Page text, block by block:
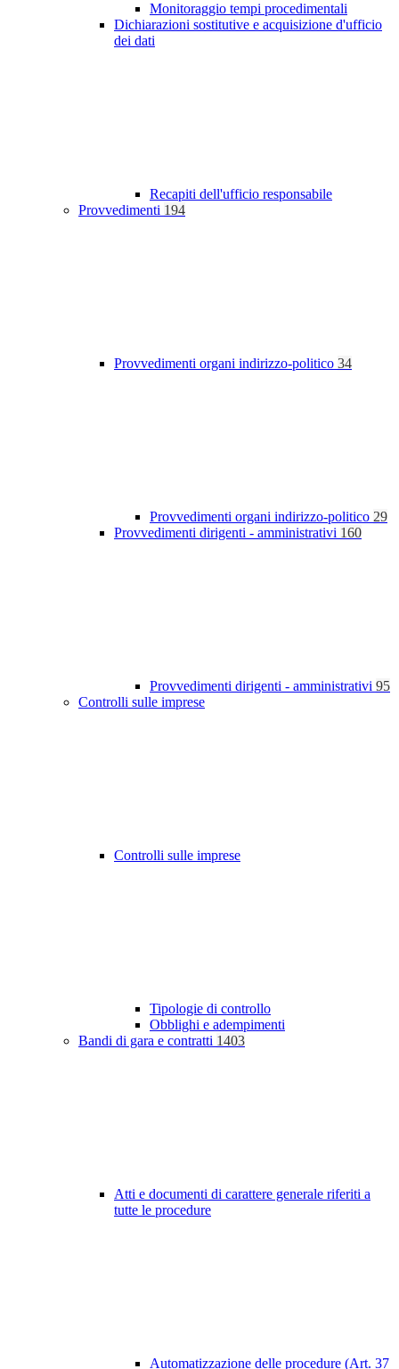
Monitoraggio tempi procedimentali
Dichiarazioni sostitutive e acquisizione d'ufficio
dei dati
Recapiti dell'ufficio responsabile
Provvedimenti 194
Provvedimenti organi indirizzo-politico 34
Provvedimenti organi indirizzo-politico 29
Provvedimenti dirigenti - amministrativi 160
Provvedimenti dirigenti - amministrativi 95
Controlli sulle imprese
Controlli sulle imprese
Tipologie di controllo
Obblighi e adempimenti
Bandi di gara e contratti 1403
Atti e documenti di carattere generale riferiti a
tutte le procedure
Automatizzazione delle procedure (Art. 37